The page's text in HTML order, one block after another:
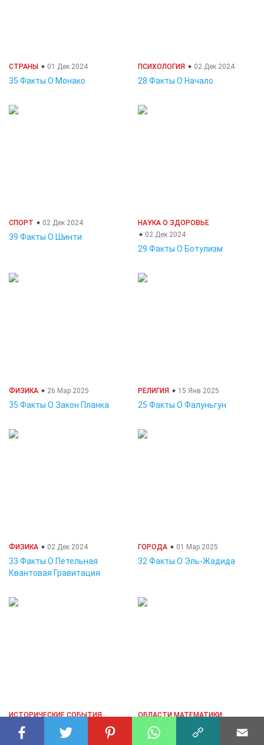
СТРАНЫ 01 Дек 2024
35 Факты О Монако
ПСИХОЛОГИЯ 02 Дек 2024
28 Факты О Начало
СПОРТ 02 Дек 2024
39 Факты О Шинти
НАУКА О ЗДОРОВЬЕ
02 Дек 2024
29 Факты О Ботулизм
ФИЗИКА 26 Мар 2025
35 Факты О Закон Планка
РЕЛИГИЯ 15 Янв 2025
25 Факты О Фалуньгун
ФИЗИКА 02 Дек 2024
33 Факты О Петельная
Квантовая Гравитация
ГОРОДА 01 Мар 2025
32 Факты О Эль-Жадида
ИСТОРИЧЕСКИЕ СОБЫТИЯ
02 Дек 2024
40 Факты О Первый
ОБЛАСТИ МАТЕМАТИКИ
18 Фев 2025
29 Факты О Теория Групп